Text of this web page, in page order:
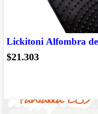
Lickitoni Alfombra
$21.303